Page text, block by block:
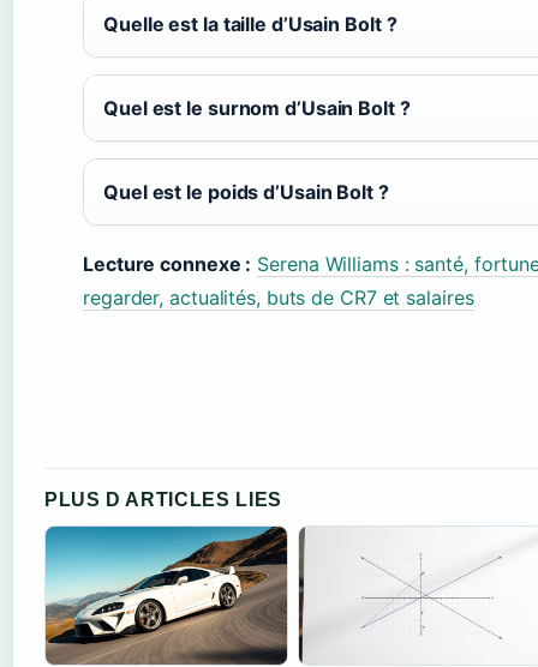
Quelle est la taille d’Usain Bolt ?
Quel est le surnom d’Usain Bolt ?
Quel est le poids d’Usain Bolt ?
Lecture connexe : Serena Williams : santé,
regarder, actualités, buts de CR7 et salaires
PLUS D ARTICLES LIES